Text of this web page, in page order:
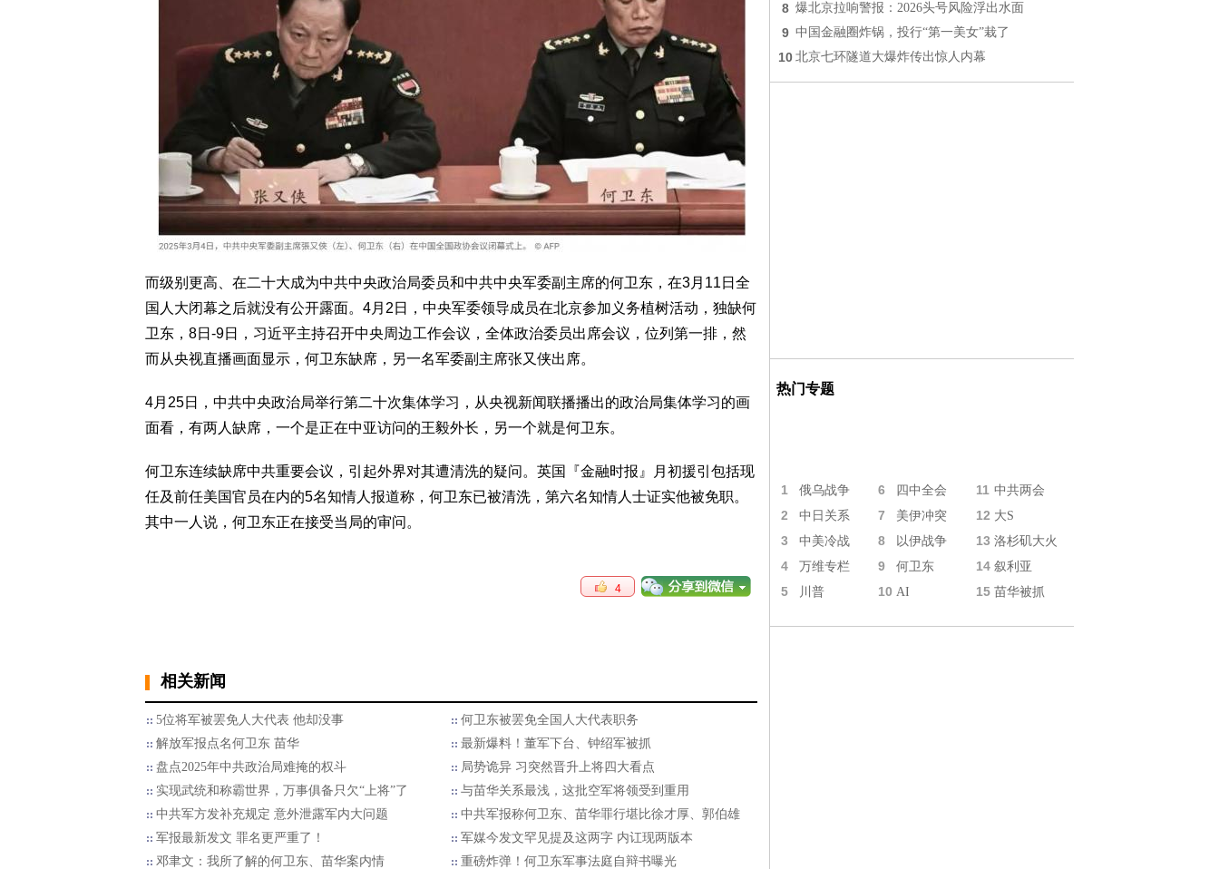
而级别更高、在二十大成为中共中央政治局委员和中共中央军委副主席的何卫东，在3月11日全
国人大闭幕之后就没有公开露面。4月2日，中央军委领导成员在北京参加义务植树活动，独缺何
卫东，8日-9日，习近平主持召开中央周边工作会议，全体政治委员出席会议，位列第一排，然
而从央视直播画面显示，何卫东缺席，另一名军委副主席张又侠出席。
4月25日，中共中央政治局举行第二十次集体学习，从央视新闻联播播出的政治局集体学习的画
面看，有两人缺席，一个是正在中亚访问的王毅外长，另一个就是何卫东。
何卫东连续缺席中共重要会议，引起外界对其遭清洗的疑问。英国『金融时报』月初援引包括现
任及前任美国官员在内的5名知情人报道称，何卫东已被清洗，第六名知情人士证实他被免职。
其中一人说，何卫东正在接受当局的审问。
4
相关新闻
5位将军被罢免人大代表 他却没事
何卫东被罢免全国人大代表职务
解放军报点名何卫东 苗华
最新爆料！董军下台、钟绍军被抓
盘点2025年中共政治局难掩的权斗
局势诡异 习突然晋升上将四大看点
实现武统和称霸世界，万事俱备只欠“上将”了
与苗华关系最浅，这批空军将领受到重用
中共军方发补充规定 意外泄露军内大问题
中共军报称何卫东、苗华罪行堪比徐才厚、郭伯雄
军报最新发文 罪名更严重了！
军媒今发文罕见提及这两字 内讧现两版本
邓聿文：我所了解的何卫东、苗华案内情
重磅炸弹！何卫东军事法庭自辩书曝光
8 爆北京拉响警报：2026头号风险浮出水面
9 中国金融圈炸锅，投行“第一美女”栽了
10 北京七环隧道大爆炸传出惊人内幕
热门专题
1 俄乌战争 6 四中全会 11 中共两会
2 中日关系 7 美伊冲突 12 大S
3 中美冷战 8 以伊战争 13 洛杉矶大火
4 万维专栏 9 何卫东 14 叙利亚
5 川普 10 AI 15 苗华被抓